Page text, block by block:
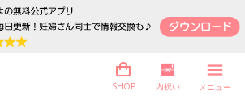
SHOP 内祝い メニュー